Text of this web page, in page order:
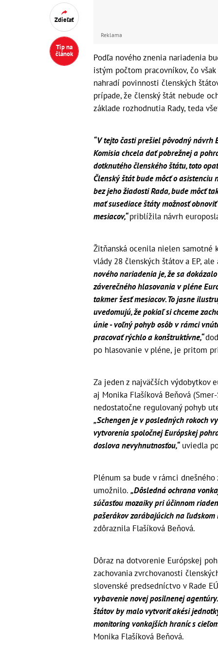
Zdieľať
Tip na
článok
Reklama
Podľa nového znenia nariadenia
istým počtom pracovníkov, čo
nahradí povinnosti členských
prípade, že členský štát nebude
základe rozhodnutia Rady, teda
“V tejto časti prešiel pôvodný návrh
Komisia chcela dať pobrežnej a
dotknutého členského štátu, toto
Členský štát bude môcť o asistenciu
bez jeho žiadosti Rada, bude môcť
mať susediace štáty možnosť
mesiacov,“priblížila návrh
Žitňanská ocenila nielen samotné
vlády 28 členských štátov a EP,
nového nariadenia je, že sa
záverečného hlasovania v pléne
takmer šesť mesiacov. To jasne
uvedomujú, že pokiaľ si chceme
únie - voľný pohyb osôb v rámci
pracovať rýchlo a konštruktívne,“
po hlasovanie v pléne, je pritom
Za jeden z najväčších výdobytkov
aj Monika Flašíková Beňová
nedostatočne regulovaný pohyb
„Schengen je v posledných rokoch
vytvorenia spoločnej Európskej
doslova nevyhnutnosťou,“uviedla
Plénum sa bude v rámci
umožnilo. „Dôsledná ochrana
súčasťou mozaiky pri účinnom
pašerákov zarábajúcich na ľudskom
zdôraznila Flašíková Beňová.
Dôraz na dotvorenie Európskej
zachovania zvrchovanosti
slovenské predsedníctvo v Rade
vybavenie novej posilnenej
štátov by malo vytvoriť akési
monitoring vonkajších hraníc s
Monika Flašíková Beňová.